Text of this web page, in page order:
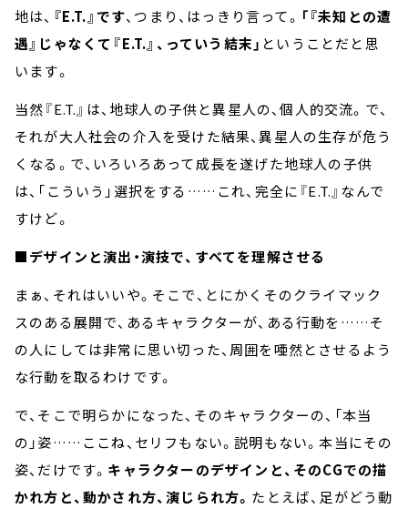
地は、 『E.T.』です、つまり、はっきり言って。 「『未知との遭
遇』じゃなくて『E.T.』、っていう結末」 ということだと思
います。
当然『E.T.』は、地球人の子供と異星人の、個人的交流。で、
それが大人社会の介入を受けた結果、異星人の生存が危う
くなる。で、いろいろあって成長を遂げた地球人の子供
は、「こういう」選択をする……これ、完全に『E.T.』なんで
すけど。
■デザインと演出・演技で、すべてを理解させる
まぁ、それはいいや。そこで、とにかくそのクライマック
スのある展開で、あるキャラクターが、ある行動を……そ
の人にしては非常に思い切った、周囲を唖然とさせるよう
な行動を取るわけです。
で、そこで明らかになった、そのキャラクターの、「本当
の」姿……ここね、セリフもない。説明もない。本当にその
姿、だけです。 キャラクターのデザインと、そのCGでの描
かれ方と、動かされ方、演じられ方。 たとえば、足がどう動